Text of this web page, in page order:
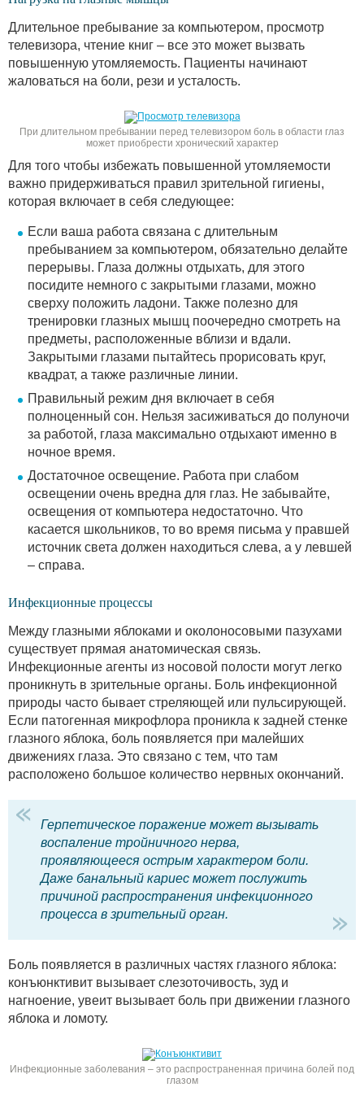
Длительное пребывание за компьютером, просмотр
телевизора, чтение книг – все это может вызвать
повышенную утомляемость. Пациенты начинают
жаловаться на боли, рези и усталость.
При длительном пребывании перед телевизором боль в области глаз
может приобрести хронический характер
Для того чтобы избежать повышенной утомляемости
важно придерживаться правил зрительной гигиены,
которая включает в себя следующее:
Если ваша работа связана с длительным
пребыванием за компьютером, обязательно делайте
перерывы. Глаза должны отдыхать, для этого
посидите немного с закрытыми глазами, можно
сверху положить ладони. Также полезно для
тренировки глазных мышц поочередно смотреть на
предметы, расположенные вблизи и вдали.
Закрытыми глазами пытайтесь прорисовать круг,
квадрат, а также различные линии.
Правильный режим дня включает в себя
полноценный сон. Нельзя засиживаться до полуночи
за работой, глаза максимально отдыхают именно в
ночное время.
Достаточное освещение. Работа при слабом
освещении очень вредна для глаз. Не забывайте,
освещения от компьютера недостаточно. Что
касается школьников, то во время письма у правшей
источник света должен находиться слева, а у левшей
– справа.
Инфекционные процессы
Между глазными яблоками и околоносовыми пазухами
существует прямая анатомическая связь.
Инфекционные агенты из носовой полости могут легко
проникнуть в зрительные органы. Боль инфекционной
природы часто бывает стреляющей или пульсирующей.
Если патогенная микрофлора проникла к задней стенке
глазного яблока, боль появляется при малейших
движениях глаза. Это связано с тем, что там
расположено большое количество нервных окончаний.
Герпетическое поражение может вызывать
воспаление тройничного нерва,
проявляющееся острым характером боли.
Даже банальный кариес может послужить
причиной распространения инфекционного
процесса в зрительный орган.
Боль появляется в различных частях глазного яблока:
конъюнктивит вызывает слезоточивость, зуд и
нагноение, увеит вызывает боль при движении глазного
яблока и ломоту.
Инфекционные заболевания – это распространенная причина болей под
глазом